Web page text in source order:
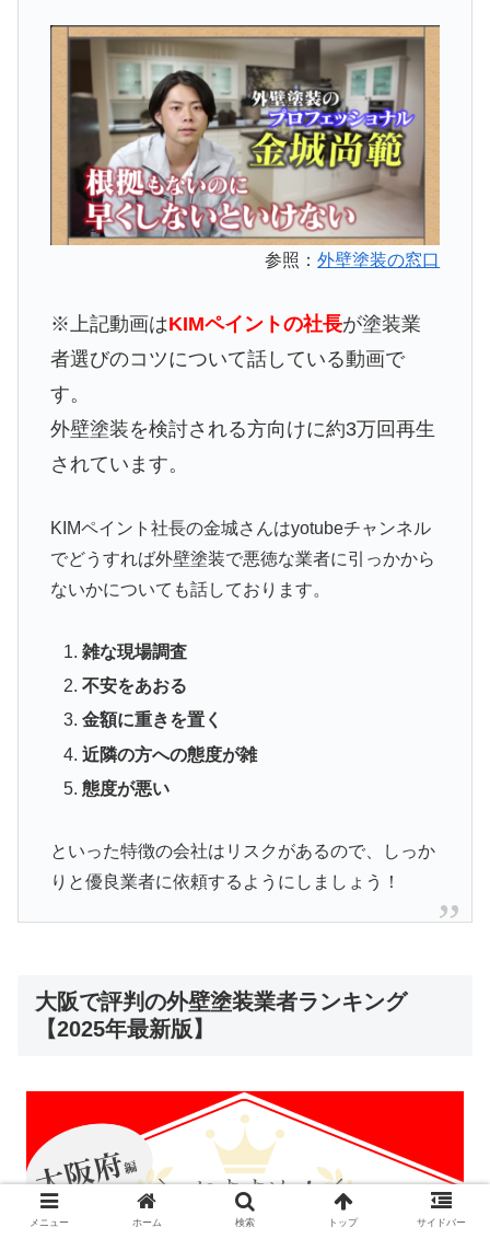
参照：外壁塗装の窓口
※上記動画はKIMペイントの社長が塗装業
者選びのコツについて話している動画で
す。
外壁塗装を検討される方向けに約3万回再生
されています。
KIMペイント社長の金城さんはyotubeチャンネル
でどうすれば外壁塗装で悪徳な業者に引っかから
ないかについても話しております。
雑な現場調査
不安をあおる
金額に重きを置く
近隣の方への態度が雑
態度が悪い
といった特徴の会社はリスクがあるので、しっか
りと優良業者に依頼するようにしましょう！
大阪で評判の外壁塗装業者ランキング
【2025年最新版】
メニュー ホーム 検索 トップ サイドバー